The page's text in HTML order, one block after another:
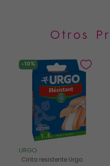
Otros
-10%
URGO
Cinta resistente Urgo